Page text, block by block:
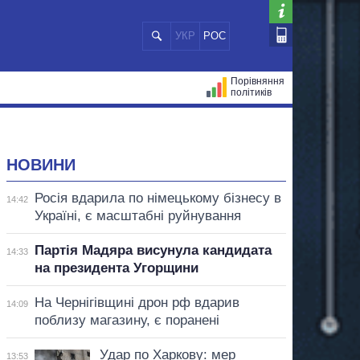
УКР РОС
Порівняння
політиків
НОВИНИ
14:42
Росія вдарила по німецькому бізнесу в
Україні, є масштабні руйнування
14:33
Партія Мадяра висунула кандидата
на президента Угорщини
14:09
На Чернігівщині дрон рф вдарив
поблизу магазину, є поранені
13:53
Удар по Харкову: мер